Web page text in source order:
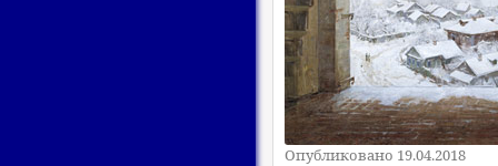
Опубликовано 19.04.2018